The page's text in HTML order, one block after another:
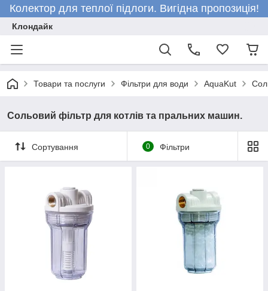
Колектор для теплої підлоги. Вигідна пропозиція!
Клондайк
Товари та послуги Фільтри для води AquaKut
Сольовий фільтр для котлів та пральних машин.
Сортування 0 Фільтри